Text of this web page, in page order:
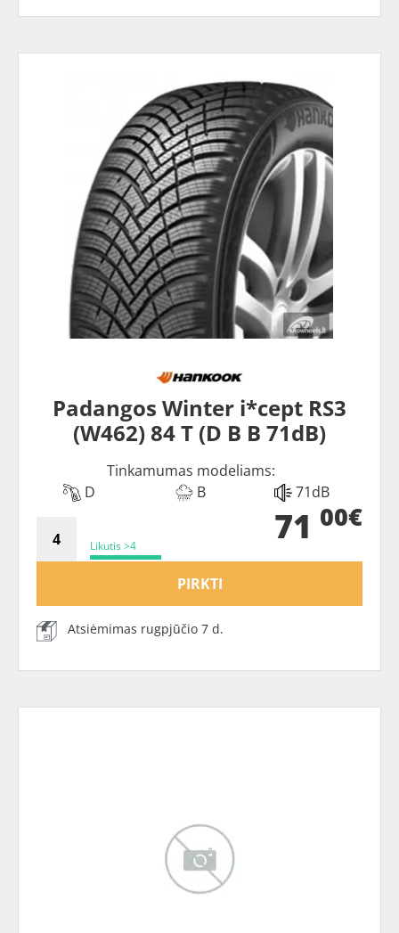
Padangos Winter i*cept RS3
(W462) 84 T (D B B 71dB)
Tinkamumas modeliams:
D
B 71dB
Likutis >4 71 00€
PIRKTI
Atsiėmimas rugpjūčio 7 d.